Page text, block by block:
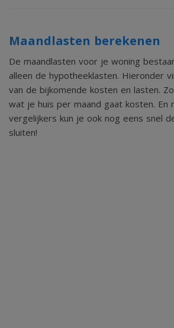
Maandlasten berekenen
De maandlasten voor je woning
alleen de hypotheeklasten. Hieronder
van de bijkomende kosten en lasten.
wat je huis per maand gaat kosten. En
vergelijkers kun je ook nog eens snel
sluiten!